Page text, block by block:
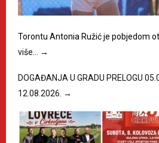
Torontu Antonia Ružić je pobjedom
više…
→
DOGAĐANJA U GRADU PRELOGU
12.08.2026. →